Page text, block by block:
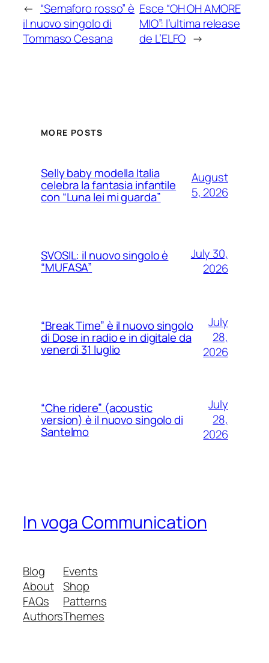
← “Semaforo rosso” è
il nuovo singolo di
Tommaso Cesana
Esce “OH OH AMORE
MIO”: l’ultima release
de L’ELFO →
MORE POSTS
Selly baby modella Italia
celebra la fantasia infantile
con “Luna lei mi guarda”
August
5, 2026
SVOSIL: il nuovo singolo è
“MUFASA”
July 30,
2026
“Break Time” è il nuovo singolo
di Dose in radio e in digitale da
venerdì 31 luglio
July
28,
2026
“Che ridere” (acoustic
version) è il nuovo singolo di
Santelmo
July
28,
2026
In voga Communication
Blog
About
FAQs
Authors
Events
Shop
Patterns
Themes